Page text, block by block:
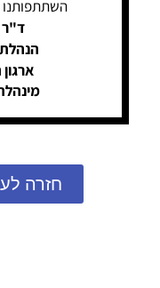
ד"ר
חזרה